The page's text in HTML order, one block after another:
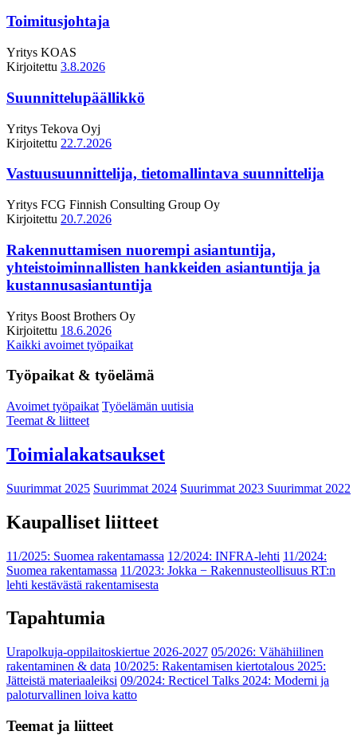
Toimitusjohtaja
Yritys KOAS
Kirjoitettu 3.8.2026
Suunnittelupäällikkö
Yritys Tekova Oyj
Kirjoitettu 22.7.2026
Vastuusuunnittelija, tietomallintava suunnittelija
Yritys FCG Finnish Consulting Group Oy
Kirjoitettu 20.7.2026
Rakennuttamisen nuorempi asiantuntija,
yhteistoiminnallisten hankkeiden asiantuntija ja
kustannusasiantuntija
Yritys Boost Brothers Oy
Kirjoitettu 18.6.2026
Kaikki avoimet työpaikat
Työpaikat & työelämä
Avoimet työpaikat Työelämän uutisia
Teemat & liitteet
Toimialakatsaukset
Suurimmat 2025 Suurimmat 2024 Suurimmat 2023 Suurimmat 2022
Kaupalliset liitteet
11/2025: Suomea rakentamassa 12/2024: INFRA-lehti 11/2024:
Suomea rakentamassa 11/2023: Jokka − Rakennusteollisuus RT:n
lehti kestävästä rakentamisesta
Tapahtumia
Urapolkuja-oppilaitoskiertue 2026-2027 05/2026: Vähähiilinen
rakentaminen & data 10/2025: Rakentamisen kiertotalous 2025:
Jätteistä materiaaleiksi 09/2024: Recticel Talks 2024: Moderni ja
paloturvallinen loiva katto
Teemat ja liitteet